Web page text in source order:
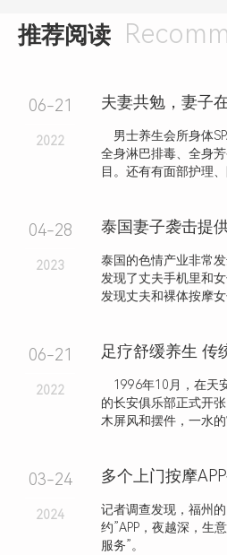
推荐阅读
06-21
2022
男士养生会所身体
全身淋巴排毒、全身
目。还有有面部护理
04-28
2023
泰国的色情产业非常
发现了丈夫手机里和
发现丈夫和裸体按摩
06-21
2022
足疗舒缓养生 传
1996年10月，在天
的长安俱乐部正式开
木屏风和摆件，一水
03-24
2024
记者调查发现，福州
约”APP，夜越深，生
服务”。